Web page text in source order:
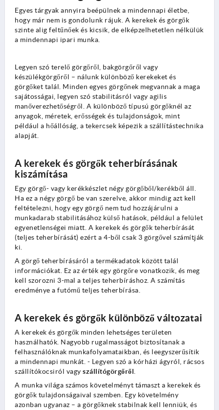
Egyes tárgyak annyira beépülnek a mindennapi életbe,
hogy már nem is gondolunk rájuk. A kerekek és görgők
szinte alig feltűnőek és kicsik, de elképzelhetetlen nélkülük
a mindennapi ipari munka.
Legyen szó terelő görgőről, bakgörgőről vagy
készülékgörgőről – nálunk különböző kerekeket és
görgőket talál. Minden egyes görgőnek megvannak a maga
sajátosságai, legyen szó stabilitásról vagy agilis
manőverezhetőségről. A különböző típusú görgőknél az
anyagok, méretek, erősségek és tulajdonságok, mint
például a hőállóság, a tekercsek képezik a szállítástechnika
alapját.
A kerekek és görgők teherbírásának
kiszámítása
Egy görgő- vagy kerékkészlet négy görgőből/kerékből áll.
Ha ez a négy görgő be van szerelve, akkor mindig azt kell
feltételezni, hogy egy görgő nem tud hozzájárulni a
munkadarab stabilitásához külső hatások, például a felület
egyenetlenségei miatt. A kerekek és görgők teherbírását
(teljes teherbírását) ezért a 4-ből csak 3 görgővel számítják
ki.
A görgő teherbírásáról a termékadatok között talál
információkat. Ez az érték egy görgőre vonatkozik, és meg
kell szorozni 3-mal a teljes teherbíráshoz. A számítás
eredménye a futómű teljes teherbírása.
A kerekek és görgők különböző változatai
A kerekek és görgők minden lehetséges területen
használhatók. Nagyobb rugalmasságot biztosítanak a
felhasználóknak munkafolyamataikban, és leegyszerűsítik
a mindennapi munkát. - Legyen szó a kórházi ágyról, rácsos
szállítókocsiról vagy szállítógörgőről.
A munka világa számos követelményt támaszt a kerekek és
görgők tulajdonságaival szemben. Egy követelmény
azonban ugyanaz – a görgőknek stabilnak kell lenniük, és